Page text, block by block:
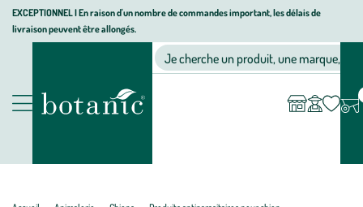
Aller
Aller
au
Aller
au
page
EXCEPTIONNEL I En raison d'un nombre de commandes important, les délais de
livraison peuvent être allongés.
Nos produits
Jardinerie écologique, animalerie, décoration, alimentation bio
Je cherche un produit, une marque, un
compte